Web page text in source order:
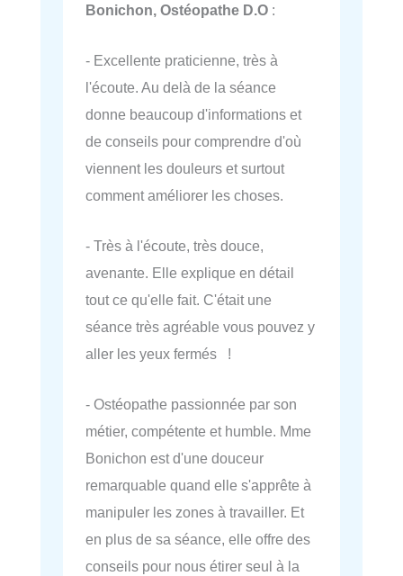
Bonichon, Ostéopathe D.O :
- Excellente praticienne, très à
l'écoute. Au delà de la séance
donne beaucoup d'informations et
de conseils pour comprendre d'où
viennent les douleurs et surtout
comment améliorer les choses.
- Très à l'écoute, très douce,
avenante. Elle explique en détail
tout ce qu'elle fait. C'était une
séance très agréable vous pouvez y
aller les yeux fermés !
- Ostéopathe passionnée par son
métier, compétente et humble. Mme
Bonichon est d'une douceur
remarquable quand elle s'apprête à
manipuler les zones à travailler. Et
en plus de sa séance, elle offre des
conseils pour nous étirer seul à la